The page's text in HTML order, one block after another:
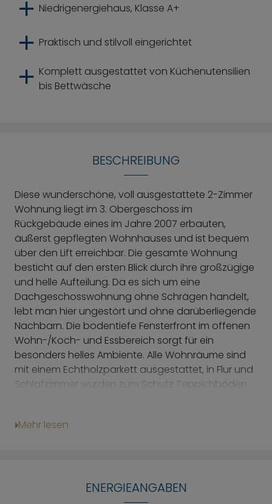
Niedrigenergiehaus, Klasse A+
Praktisch und stilvoll eingerichtet
Komplett ausgestattet von Küchenutensilien
bis Bettwäsche
BESCHREIBUNG
Diese wunderschöne, voll ausgestattete 2-Zimmer
Wohnung liegt im 3. Obergeschoss im
Rückgebäude eines im Jahre 2007 erbauten,
äußerst gepflegten Wohnhauses und ist bequem
über den Lift erreichbar. Die gesamte Wohnung
besticht auf den ersten Blick durch ihre großzügige
und helle Aufteilung. Da es sich um eine
Dachgeschosswohnung ohne Schrägen handelt,
lebt man hier ungestört und ohne darüberliegende
Nachbarn. Die bodentiefe Fensterfront im offenen
Wohn-/Koch- und Essbereich sorgt für ein
besonders helles Ambiente. Alle Wohnräume sind
mit einem Echtholzparkett ausgestattet, in Flur und
Schlafzimmer wurden zum Schutz Teppichböden
dimensionierte Dachterrasse mit West-Ausrichtung
Der Platz im Eingangsbereich wird mit einer bereits
vorhandenen Garderobe optimal ausgenutzt. Von
Mehr lesen
ENERGIEANGABEN